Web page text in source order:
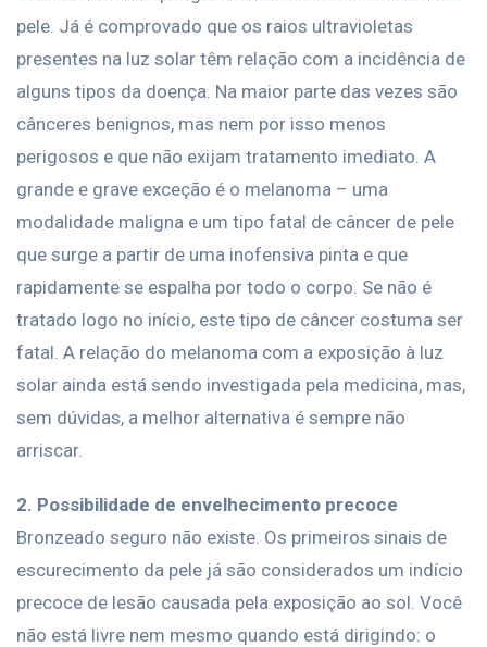
pele. Já é comprovado que os raios ultravioletas
presentes na luz solar têm relação com a incidência de
alguns tipos da doença. Na maior parte das vezes são
cânceres benignos, mas nem por isso menos
perigosos e que não exijam tratamento imediato. A
grande e grave exceção é o melanoma – uma
modalidade maligna e um tipo fatal de câncer de pele
que surge a partir de uma inofensiva pinta e que
rapidamente se espalha por todo o corpo. Se não é
tratado logo no início, este tipo de câncer costuma ser
fatal. A relação do melanoma com a exposição à luz
solar ainda está sendo investigada pela medicina, mas,
sem dúvidas, a melhor alternativa é sempre não
arriscar.
2. Possibilidade de envelhecimento precoce
Bronzeado seguro não existe. Os primeiros sinais de
escurecimento da pele já são considerados um indício
precoce de lesão causada pela exposição ao sol. Você
não está livre nem mesmo quando está dirigindo: o